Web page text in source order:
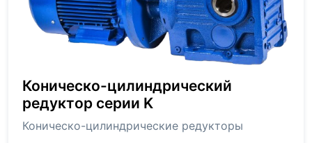
Коническо-цилиндрический
редуктор серии K
Коническо-цилиндрические редукторы